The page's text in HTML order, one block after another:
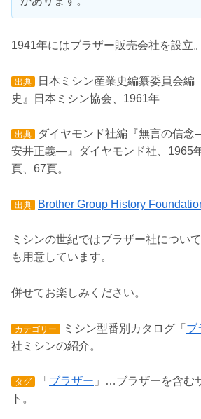
1941年にはブラザー販売会社を設立。
出典
日本ミシン産業史編纂委員会編
史』日本ミシン協会、1961年
出典
ダイヤモンド社編『無言の信
安井正義―』ダイヤモンド社、1965
頁、67頁。
出典 Brother Group History
ミシンの世紀ではブラザー社につい
も用意しています。
併せてお楽しみください。
カテゴリー ミシン型番別カタログ「 ブ
社ミシンの紹介。
タグ 「 ブラザー 」…ブラザーを含む
ト。